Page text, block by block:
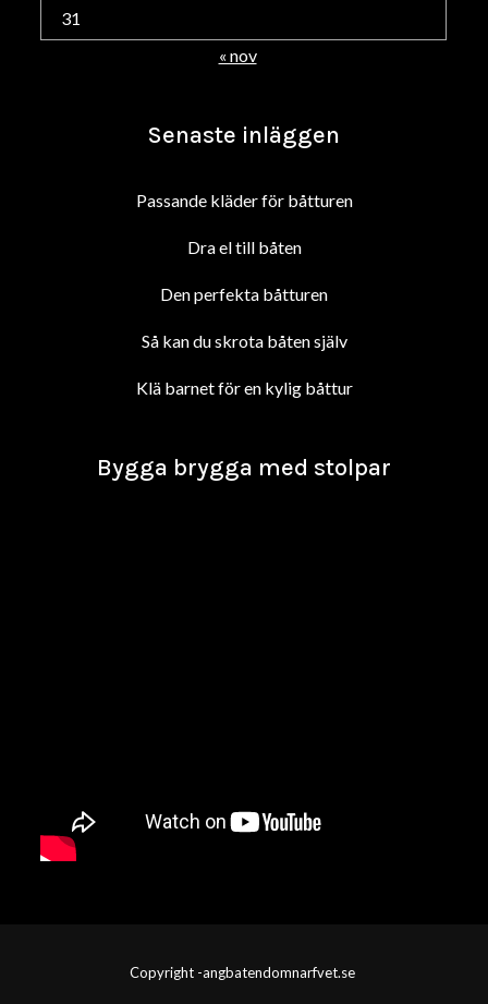
31
« nov
Senaste inläggen
Passande kläder för båtturen
Dra el till båten
Den perfekta båtturen
Så kan du skrota båten själv
Klä barnet för en kylig båttur
Bygga brygga med stolpar